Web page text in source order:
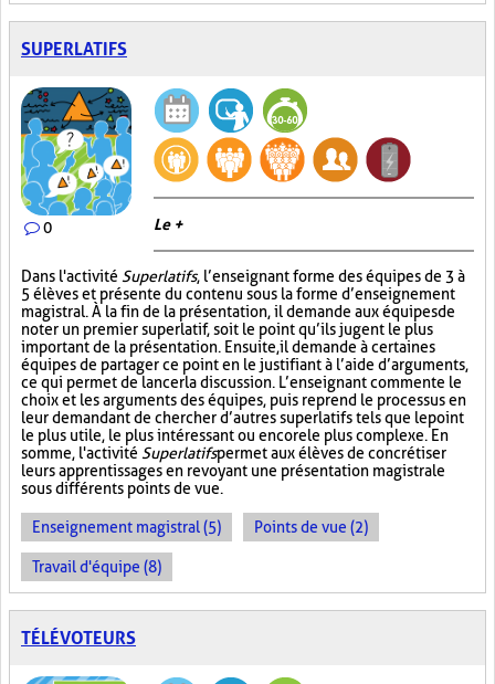
SUPERLATIFS
0 Le +
Dans l'activité Superlatifs, l’enseignant forme des équipes de 3 à
5 élèves et présente du contenu sous la forme d’enseignement
magistral. À la fin de la présentation, il demande aux équipes de
noter un premier superlatif, soit le point qu’ils jugent le plus
important de la présentation. Ensuite, il demande à certaines
équipes de partager ce point en le justifiant à l’aide d’arguments,
ce qui permet de lancer la discussion. L’enseignant commente le
choix et les arguments des équipes, puis reprend le processus en
leur demandant de chercher d’autres superlatifs tels que le point
le plus utile, le plus intéressant ou encore le plus complexe. En
somme, l'activité Superlatifspermet aux élèves de concrétiser
leurs apprentissages en revoyant une présentation magistrale
sous différents points de vue.
Enseignement magistral (5) Points de vue (2)
Travail d'équipe (8)
TÉLÉVOTEURS